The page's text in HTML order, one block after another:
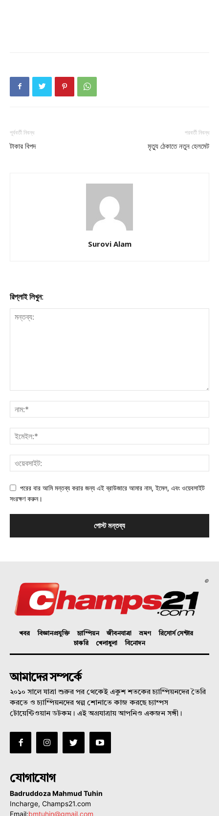
Company
Subscription Plans
My account
Download PhotoCard
পূর্ববর্তী নিবন্ধ
টাকার বিপদ
পরবর্তী নিবন্ধ
মৃত্যু ঠেকাতে নতুন হেলমেট
Surovi Alam
রিপ্লাই লিখুন:
পরের বার আমি মন্তব্য করার জন্য এই ব্রাউজারে আমার নাম, ইমেল, এবং ওয়েবসাইট
সংরক্ষণ করুন।
©
খবর বিজ্ঞানপ্রযুক্তি চ্যাম্পিয়ন জীবনযাত্রা ভ্রমণ
রিসোর্স সেন্টার
চাকরি
খেলাধুলা বিনোদন
আমাদের সম্পর্কে
২০১০ সালে যাত্রা শুরুর পর থেকেই একুশ শতকের চ্যাম্পিয়নদের তৈরি
করতে ও চ্যাম্পিয়নদের গল্প শোনাতে কাজ করছে চ্যাম্পস
টোয়েন্টিওয়ান ডটকম। এই অগ্রযাত্রায় আপনিও একজন সঙ্গী।
যোগাযোগ
Badruddoza Mahmud Tuhin
Incharge, Champs21.com
Email:bmtuhin@gmail.com